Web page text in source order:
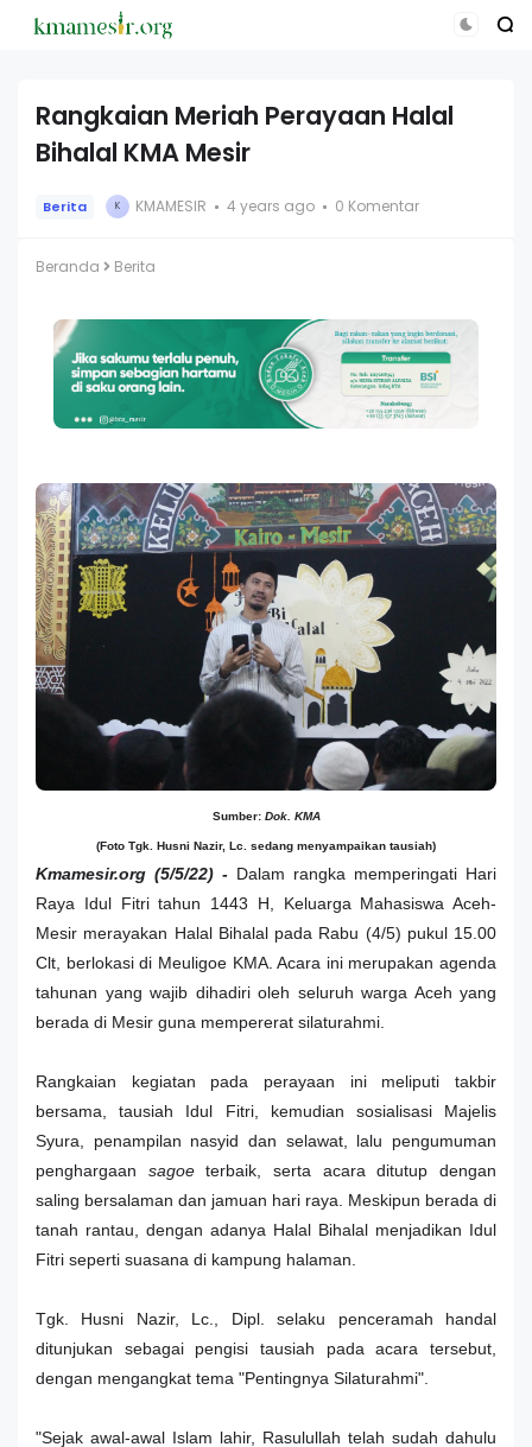
Rangkaian Meriah Perayaan Halal
Bihalal KMA Mesir
Berita K KMAMESIR 4 years ago 0 Komentar
Beranda Berita
Sumber: Dok. KMA
(Foto Tgk. Husni Nazir, Lc. sedang menyampaikan tausiah)
Kmamesir.org (5/5/22) - Dalam rangka memperingati Hari
Raya Idul Fitri tahun 1443 H, Keluarga Mahasiswa Aceh-
Mesir merayakan Halal Bihalal pada Rabu (4/5) pukul 15.00
Clt, berlokasi di Meuligoe KMA. Acara ini merupakan agenda
tahunan yang wajib dihadiri oleh seluruh warga Aceh yang
berada di Mesir guna mempererat silaturahmi.
Rangkaian kegiatan pada perayaan ini meliputi takbir
bersama,tausiah Idul Fitri, kemudian sosialisasi Majelis
Syura, penampilan nasyid dan selawat, lalu pengumuman
penghargaan sagoeterbaik, serta acara ditutup dengan
saling bersalaman dan jamuan hari raya. Meskipun berada di
tanah rantau, dengan adanya Halal Bihalal menjadikan Idul
Fitri seperti suasana di kampung halaman.
Tgk. Husni Nazir, Lc., Dipl. selaku penceramah handal
ditunjukan sebagai pengisi tausiah pada acara tersebut,
dengan mengangkat tema "Pentingnya Silaturahmi".
"Sejak awal-awal Islam lahir, Rasulullah telah sudah dahulu